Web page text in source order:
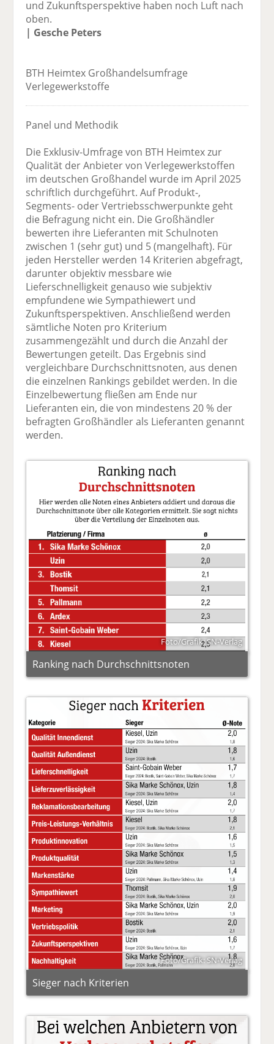
und Zukunftsperspektive haben noch Luft nach
oben.
| Gesche Peters
BTH Heimtex Großhandelsumfrage
Verlegewerkstoffe
Panel und Methodik
Die Exklusiv-Umfrage von BTH Heimtex zur
Qualität der Anbieter von Verlegewerkstoffen
im deutschen Großhandel wurde im April 2025
schriftlich durchgeführt. Auf Produkt-,
Segments- oder Vertriebsschwerpunkte geht
die Befragung nicht ein. Die Großhändler
bewerten ihre Lieferanten mit Schulnoten
zwischen 1 (sehr gut) und 5 (mangelhaft). Für
jeden Hersteller werden 14 Kriterien abgefragt,
darunter objektiv messbare wie
Lieferschnelligkeit genauso wie subjektiv
empfundene wie Sympathiewert und
Zukunftsperspektiven. Anschließend werden
sämtliche Noten pro Kriterium
zusammengezählt und durch die Anzahl der
Bewertungen geteilt. Das Ergebnis sind
vergleichbare Durchschnittsnoten, aus denen
die einzelnen Rankings gebildet werden. In die
Einzelbewertung fließen am Ende nur
Lieferanten ein, die von mindestens 20 % der
befragten Großhändler als Lieferanten genannt
werden.
Foto/Grafik: SN-Verlag
Ranking nach Durchschnittsnoten
Foto/Grafik: SN-Verlag
Sieger nach Kriterien